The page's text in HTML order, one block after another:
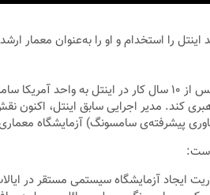
رابرت ویسنیفسکی، کارشناس ابررایانه، پس از ۱۰ سال